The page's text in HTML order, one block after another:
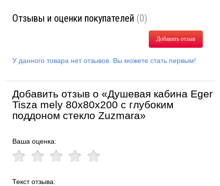
Отзывы и оценки покупателей (0)
Добавить отзыв
У данного товара нет отзывов. Вы можете стать первым!
Добавить отзыв о «Душевая кабина Eger
Tisza mely 80х80х200 с глубоким
поддоном стекло Zuzmara»
Ваша оценка:
Текст отзыва: